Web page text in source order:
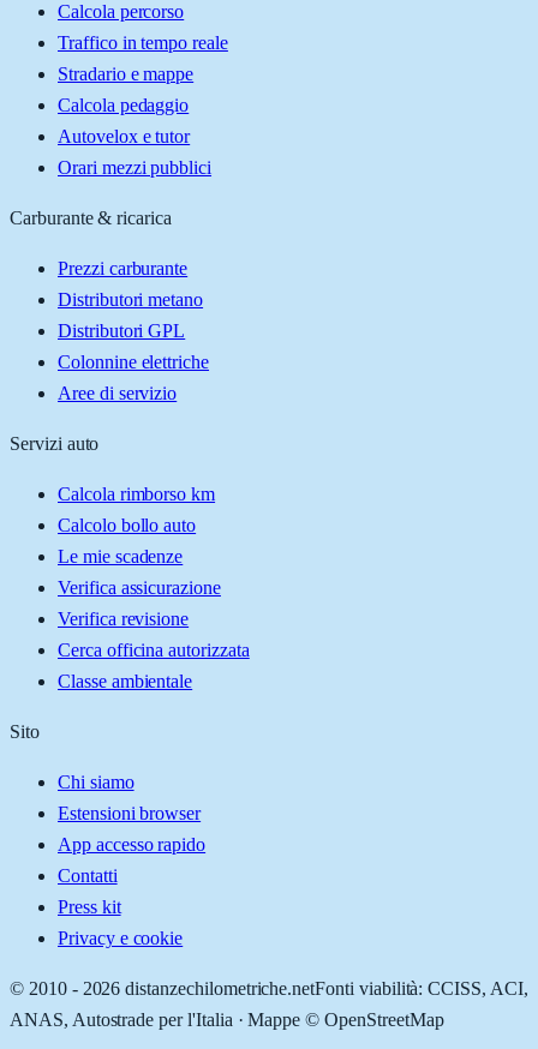
Calcola percorso
Traffico in tempo reale
Stradario e mappe
Calcola pedaggio
Autovelox e tutor
Orari mezzi pubblici
Carburante & ricarica
Prezzi carburante
Distributori metano
Distributori GPL
Colonnine elettriche
Aree di servizio
Servizi auto
Calcola rimborso km
Calcolo bollo auto
Le mie scadenze
Verifica assicurazione
Verifica revisione
Cerca officina autorizzata
Classe ambientale
Sito
Chi siamo
Estensioni browser
App accesso rapido
Contatti
Press kit
Privacy e cookie
© 2010 - 2026 distanzechilometriche.netFonti viabilità: CCISS, ACI,
ANAS, Autostrade per l'Italia · Mappe © OpenStreetMap